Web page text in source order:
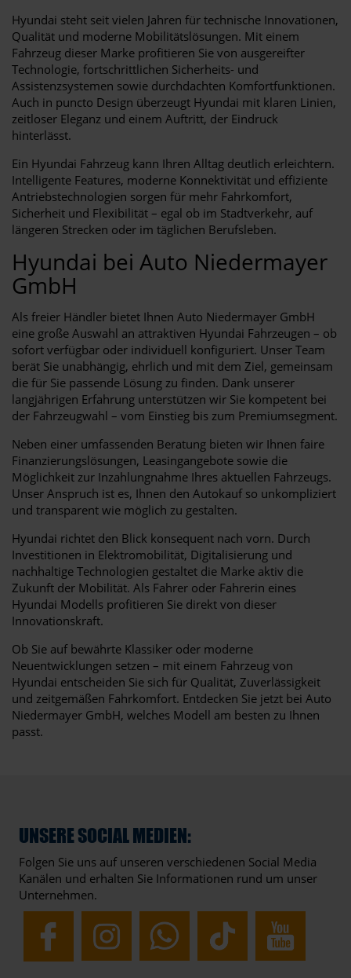
Hyundai steht seit vielen Jahren für technische Innovationen,
Qualität und moderne Mobilitätslösungen. Mit einem
Fahrzeug dieser Marke profitieren Sie von ausgereifter
Technologie, fortschrittlichen Sicherheits- und
Assistenzsystemen sowie durchdachten Komfortfunktionen.
Auch in puncto Design überzeugt Hyundai mit klaren Linien,
zeitloser Eleganz und einem Auftritt, der Eindruck
hinterlässt.
Ein Hyundai Fahrzeug kann Ihren Alltag deutlich erleichtern.
Intelligente Features, moderne Konnektivität und effiziente
Antriebstechnologien sorgen für mehr Fahrkomfort,
Sicherheit und Flexibilität – egal ob im Stadtverkehr, auf
längeren Strecken oder im täglichen Berufsleben.
Hyundai bei Auto Niedermayer
GmbH
Als freier Händler bietet Ihnen Auto Niedermayer GmbH
eine große Auswahl an attraktiven Hyundai Fahrzeugen – ob
sofort verfügbar oder individuell konfiguriert. Unser Team
berät Sie unabhängig, ehrlich und mit dem Ziel, gemeinsam
die für Sie passende Lösung zu finden. Dank unserer
langjährigen Erfahrung unterstützen wir Sie kompetent bei
der Fahrzeugwahl – vom Einstieg bis zum Premiumsegment.
Neben einer umfassenden Beratung bieten wir Ihnen faire
Finanzierungslösungen, Leasingangebote sowie die
Möglichkeit zur Inzahlungnahme Ihres aktuellen Fahrzeugs.
Unser Anspruch ist es, Ihnen den Autokauf so unkompliziert
und transparent wie möglich zu gestalten.
Hyundai richtet den Blick konsequent nach vorn. Durch
Investitionen in Elektromobilität, Digitalisierung und
nachhaltige Technologien gestaltet die Marke aktiv die
Zukunft der Mobilität. Als Fahrer oder Fahrerin eines
Hyundai Modells profitieren Sie direkt von dieser
Innovationskraft.
Ob Sie auf bewährte Klassiker oder moderne
Neuentwicklungen setzen – mit einem Fahrzeug von
Hyundai entscheiden Sie sich für Qualität, Zuverlässigkeit
und zeitgemäßen Fahrkomfort. Entdecken Sie jetzt bei Auto
Niedermayer GmbH, welches Modell am besten zu Ihnen
passt.
UNSERE SOCIAL MEDIEN:
Folgen Sie uns auf unseren verschiedenen Social Media
Kanälen und erhalten Sie Informationen rund um unser
Unternehmen.